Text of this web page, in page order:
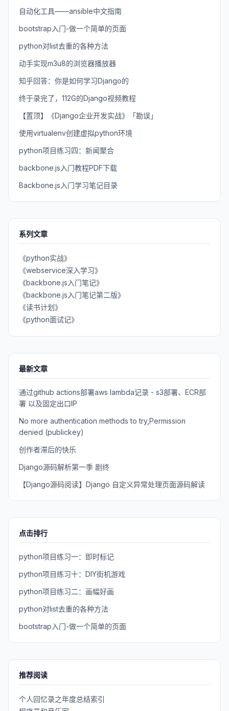
自动化工具——ansible中文指南
bootstrap入门-做一个简单的页面
python对list去重的各种方法
动手实现m3u8的浏览器播放器
知乎回答：你是如何学习Django的
终于录完了，112G的Django视频教程
【置顶】《Django企业开发实战》「勘误」
使用virtualenv创建虚拟python环境
python项目练习四：新闻聚合
backbone.js入门教程PDF下载
Backbone.js入门学习笔记目录
系列文章
《python实战》
《webservice深入学习》
《backbone.js入门笔记》
《backbone.js入门笔记第二版》
《读书计划》
《python面试记》
最新文章
通过github actions部署aws lambda记录 - s3部署、ECR部
署 以及固定出口IP
No more authentication methods to try,Permission
denied (publickey)
创作者滞后的快乐
Django源码解析第一季 剧终
【Django源码阅读】Django 自定义异常处理页面源码解读
点击排行
python项目练习一：即时标记
python项目练习十：DIY街机游戏
python项目练习二：画幅好画
python对list去重的各种方法
bootstrap入门-做一个简单的页面
推荐阅读
个人回忆录之年度总结索引